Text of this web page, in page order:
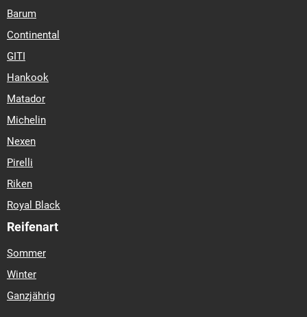
Barum
Continental
GITI
Hankook
Matador
Michelin
Nexen
Pirelli
Riken
Royal Black
Reifenart
Sommer
Winter
Ganzjährig